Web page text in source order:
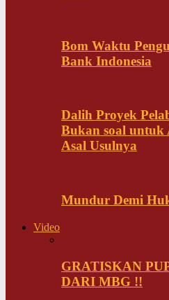
Bom Waktu
Bank Indonesia
Dalih Proyek
Bukan soal untuk
Asal Usulnya
Mundur Demi
Video
GRATISKAN
DARI MBG !!